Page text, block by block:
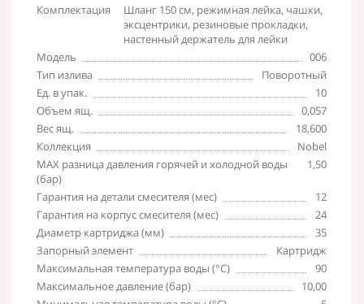
Комплектация
Шланг 150 см, режимная лейка, чашки,
эксцентрики, резиновые прокладки,
настенный держатель для лейки
Модель
006
Тип излива
Поворотный
Ед. в упак.
10
Объем ящ.
0,057
Вес ящ.
18,600
Коллекция
Nobel
MAX разница давления горячей и холодной воды
(бар)
1,50
Гарантия на детали смесителя (мес)
12
Гарантия на корпус смесителя (мес)
24
Диаметр картриджа (мм)
35
Запорный элемент
Картридж
Максимальная температура воды (°C)
90
Максимальное давление (бар)
10,00